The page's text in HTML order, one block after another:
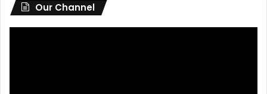
Our Channel